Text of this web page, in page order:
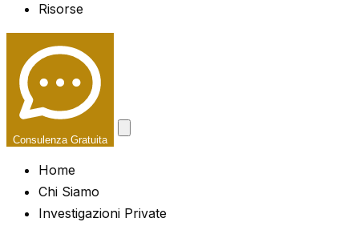
Risorse
Consulenza Gratuita
Home
Chi Siamo
Investigazioni Private